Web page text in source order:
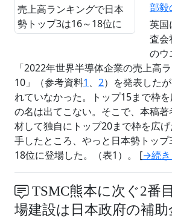
部毅
英国
査会
のウ
「2022年世界半導体企業の売上高
10」（参考資料1 、 2）を発表した
れていなかった。トップ15まで枠
の名は出てこない。そこで、本稿
材して独自にトップ20まで枠を広
手したところ、やっと日本勢トッ
18位に登場した。（表1）。 [→続き
TSMC熊本に次ぐ2番
場建設は日本政府の補助